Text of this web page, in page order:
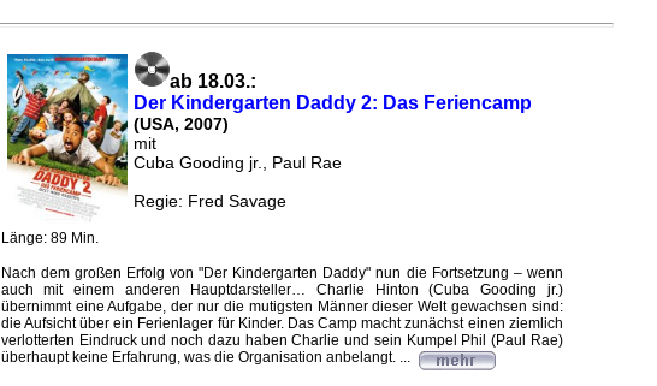
ab 18.03.:
Der Kindergarten Daddy 2: Das Feriencamp
(USA, 2007)
mit
Cuba Gooding jr., Paul Rae
Regie: Fred Savage
Länge: 89 Min.
Nach dem großen Erfolg von "Der Kindergarten Daddy" nun die Fortsetzung – wenn
auch mit einem anderen Hauptdarsteller… Charlie Hinton (Cuba Gooding jr.)
übernimmt eine Aufgabe, der nur die mutigsten Männer dieser Welt gewachsen sind:
die Aufsicht über ein Ferienlager für Kinder. Das Camp macht zunächst einen ziemlich
verlotterten Eindruck und noch dazu haben Charlie und sein Kumpel Phil (Paul Rae)
überhaupt keine Erfahrung, was die Organisation anbelangt. ...